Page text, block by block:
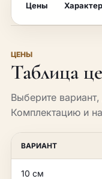
Цены
ЦЕНЫ
Таблица
Выберите
Комплектацию и
ВАРИАНТ
10 см